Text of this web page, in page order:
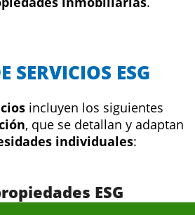
SERVICIOS ESG
incluyen los siguientes
, que se detallan y adaptan
individuales:
ESG